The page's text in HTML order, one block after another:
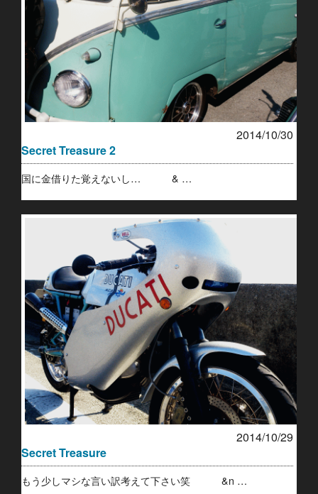
2014/10/30
Secret Treasure 2
国に金借りた覚えないし… & …
2014/10/29
Secret Treasure
もう少しマシな言い訳考えて下さい笑 &n …